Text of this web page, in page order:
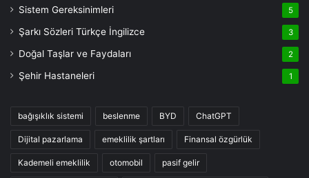
Sistem Gereksinimleri 5
Şarkı Sözleri Türkçe İngilizce 3
Doğal Taşlar ve Faydaları 2
Şehir Hastaneleri 1
bağışıklık sistemi beslenme BYD ChatGPT
Dijital pazarlama emeklilik şartları Finansal özgürlük
Kademeli emeklilik otomobil pasif gelir